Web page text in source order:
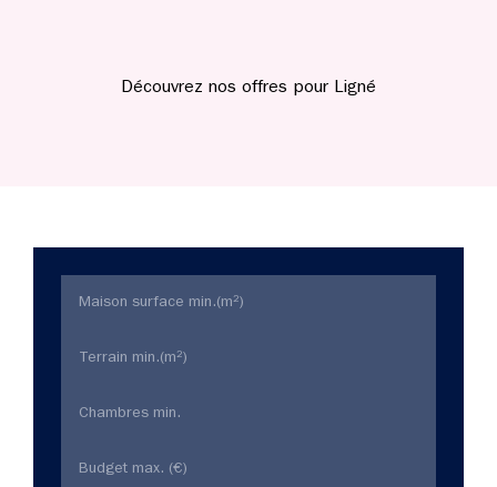
Découvrez nos offres pour Ligné